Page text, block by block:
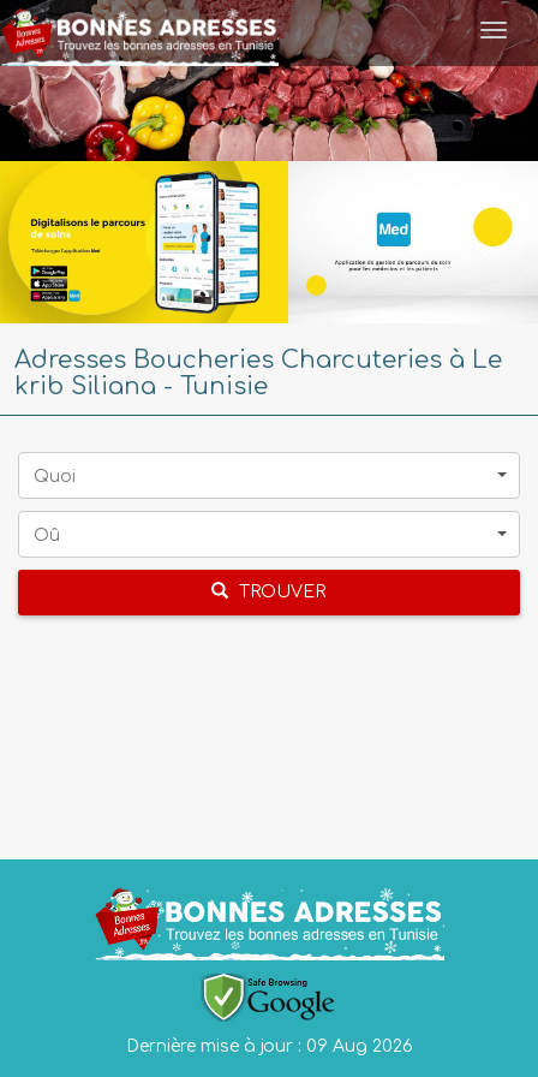
Adresses Boucheries Charcuteries à Le
krib Siliana - Tunisie
Quoi
Oû
TROUVER
Dernière mise à jour : 09 Aug 2026